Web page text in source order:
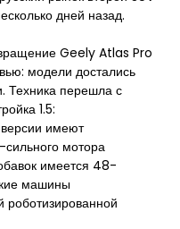
дней назад.
Geely Atlas Pro
модели достались
Техника перешла с
1.5:
имеют
сильного мотора
имеется 48-
машины
роботизированной